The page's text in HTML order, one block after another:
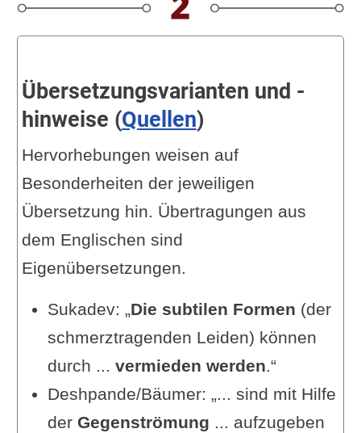
Übersetzungsvarianten und -
hinweise (Quellen)
Hervorhebungen weisen auf
Besonderheiten der jeweiligen
Übersetzung hin. Übertragungen aus
dem Englischen sind
Eigenübersetzungen.
Sukadev: „Die subtilen Formen (der
schmerztragenden Leiden) können
durch ... vermieden werden.“
Deshpande/Bäumer: „... sind mit Hilfe
der Gegenströmung ... aufzugeben